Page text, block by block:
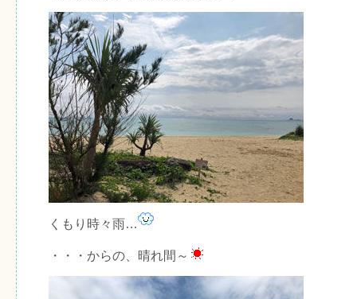
くもり時々雨…
・・・からの、晴れ間～